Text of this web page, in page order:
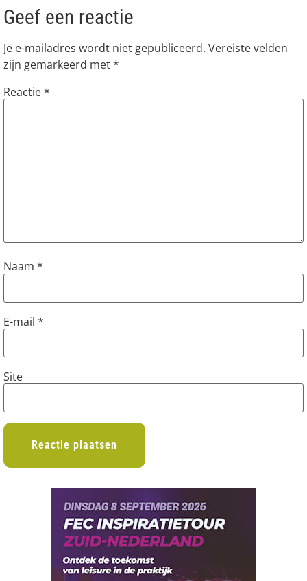
Geef een reactie
Je e-mailadres wordt niet gepubliceerd. Vereiste velden
zijn gemarkeerd met*
Reactie*
Naam *
E-mail *
Site